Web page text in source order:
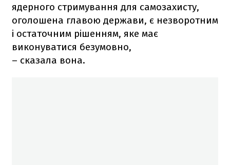
ядерного стримування для самозахисту,
оголошена главою держави, є незворотним
і остаточним рішенням, яке має
виконуватися безумовно,
– сказала вона.